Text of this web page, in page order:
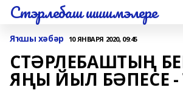
Стэрлебаш шишмэлере
Яҡшы хәбәр 10 ЯНВАРЯ 2020, 09:45
СТӘРЛЕБАШТЫҢ
ЯҢЫ ЙЫЛ БӘПЕСЕ -